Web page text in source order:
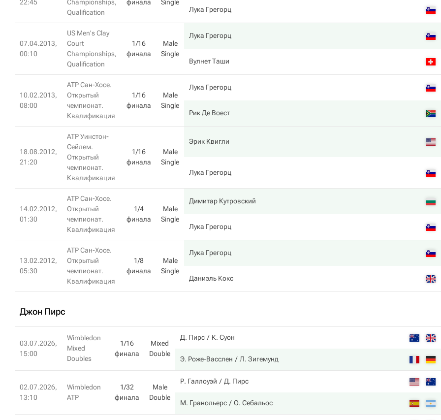
22:45
Championships,
Qualification
финала
Single
Лука Грегорц
07.04.2013,
00:10
US Men's Clay
Court
Championships,
Qualification
1/16
финала
Male
Single
Лука Грегорц
Вулнет Таши
10.02.2013,
08:00
ATP Сан-Хосе.
Открытый
чемпионат.
Квалификация
1/16
финала
Male
Single
Лука Грегорц
Рик Де Воест
18.08.2012,
21:20
ATP Уинстон-
Сейлем.
Открытый
чемпионат.
Квалификация
1/16
финала
Male
Single
Эрик Квигли
Лука Грегорц
14.02.2012,
01:30
ATP Сан-Хосе.
Открытый
чемпионат.
Квалификация
1/4
финала
Male
Single
Димитар Кутровский
Лука Грегорц
13.02.2012,
05:30
ATP Сан-Хосе.
Открытый
чемпионат.
Квалификация
1/8
финала
Male
Single
Лука Грегорц
Даниэль Кокс
Джон Пирс
03.07.2026,
15:00
Wimbledon
Mixed
Doubles
1/16
финала
Mixed
Double
Д. Пирс К. Суон
Э. Роже-Васслен Л. Зигемунд
02.07.2026,
13:10
Wimbledon
ATP
1/32
финала
Male
Double
Р. Галлоуэй Д. Пирс
М. Гранольерс О. Себальос